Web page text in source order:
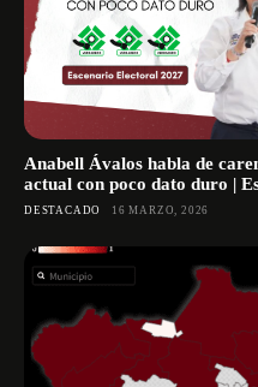
Anabell Ávalos habla de
actual con poco dato duro |
DESTACADO 16 MARZO, 2026